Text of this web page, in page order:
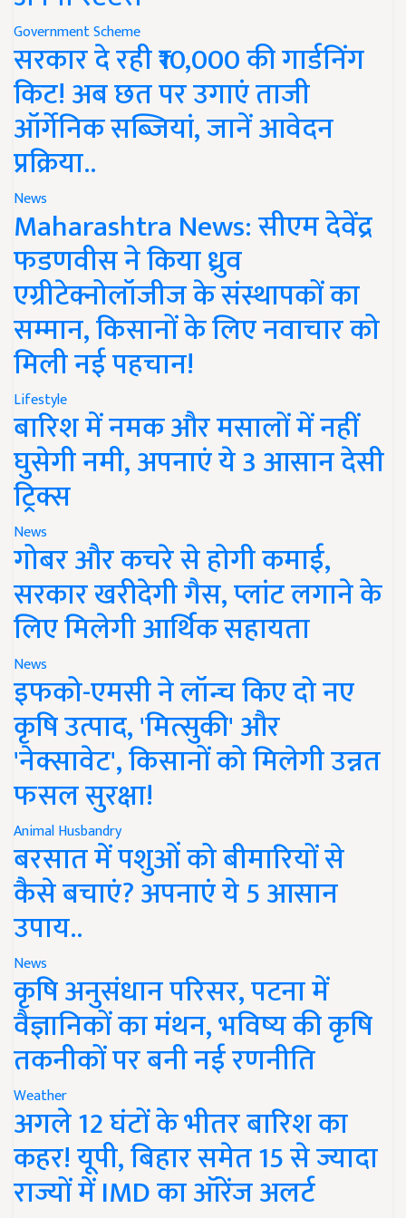
Government Scheme
सरकार दे रही ₹10,000 की गार्डनिंग
किट! अब छत पर उगाएं ताजी
ऑर्गेनिक सब्जियां, जानें आवेदन
प्रक्रिया..
News
Maharashtra News: सीएम देवेंद्र
फडणवीस ने किया ध्रुव
एग्रीटेक्नोलॉजीज के संस्थापकों का
सम्मान, किसानों के लिए नवाचार को
मिली नई पहचान!
Lifestyle
बारिश में नमक और मसालों में नहीं
घुसेगी नमी, अपनाएं ये 3 आसान देसी
ट्रिक्स
News
गोबर और कचरे से होगी कमाई,
सरकार खरीदेगी गैस, प्लांट लगाने के
लिए मिलेगी आर्थिक सहायता
News
इफको-एमसी ने लॉन्च किए दो नए
कृषि उत्पाद, 'मित्सुकी' और
'नेक्सावेट', किसानों को मिलेगी उन्नत
फसल सुरक्षा!
Animal Husbandry
बरसात में पशुओं को बीमारियों से
कैसे बचाएं? अपनाएं ये 5 आसान
उपाय..
News
कृषि अनुसंधान परिसर, पटना में
वैज्ञानिकों का मंथन, भविष्य की कृषि
तकनीकों पर बनी नई रणनीति
Weather
अगले 12 घंटों के भीतर बारिश का
कहर! यूपी, बिहार समेत 15 से ज्यादा
राज्यों में IMD का ऑरेंज अलर्ट